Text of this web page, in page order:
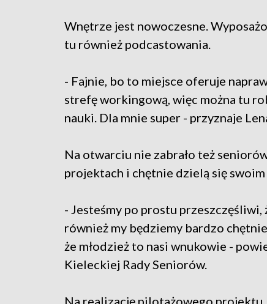
Wnętrze jest nowoczesne.
tu również podcastowania.
- Fajnie, bo to miejsce oferuje
strefę workingową, więc można tu
nauki. Dla mnie super - przyznaje
Na otwarciu nie zabrało też
projektach i chętnie dzielą się
- Jesteśmy po prostu przeszczęśliwi,
również my będziemy bardzo
że młodzież to nasi wnukowie -
Kieleckiej Rady Seniorów.
Na realizację pilotażowego projektu